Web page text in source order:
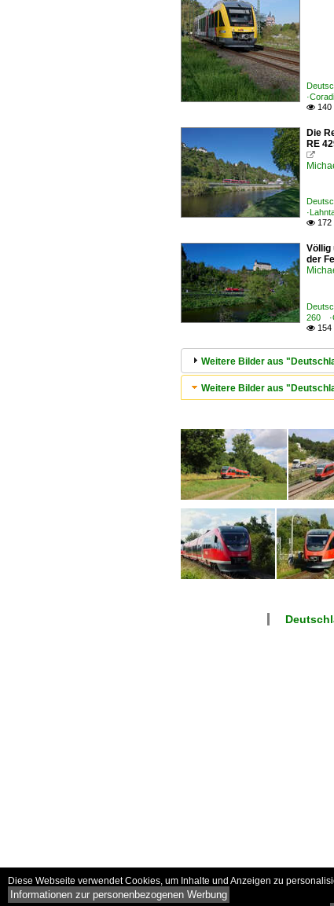
 140
Die
RE

 172
Völlig
der
260
 154
Weitere Bilder aus
Weitere Bilder aus
Diese Webseite verwendet Cookies, um Inhalte und Anzeigen zu
Informationen zur personenbezogenen Werbung